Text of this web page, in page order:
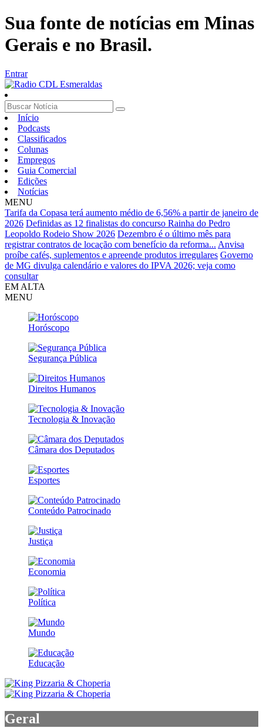
Sua fonte de notícias em Minas
Gerais e no Brasil.
Entrar
Início
Podcasts
Classificados
Colunas
Empregos
Guia Comercial
Edições
Notícias
MENU
Tarifa da Copasa terá aumento médio de 6,56% a partir de janeiro de
2026 Definidas as 12 finalistas do concurso Rainha do Pedro
Leopoldo Rodeio Show 2026 Dezembro é o último mês para
registrar contratos de locação com benefício da reforma... Anvisa
proíbe cafés, suplementos e apreende produtos irregulares Governo
de MG divulga calendário e valores do IPVA 2026; veja como
consultar
EM ALTA
MENU
Horóscopo
Segurança Pública
Direitos Humanos
Tecnologia & Inovação
Câmara dos Deputados
Esportes
Conteúdo Patrocinado
Justiça
Economia
Política
Mundo
Educação
Geral